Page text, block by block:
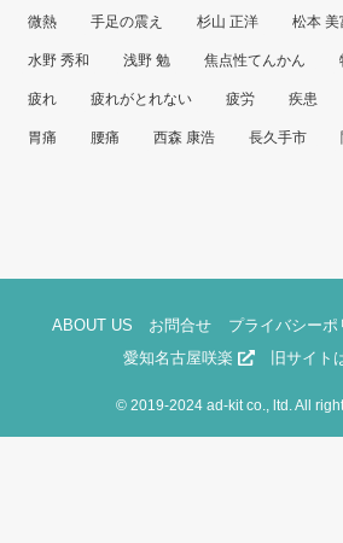
微熱 手足の震え 杉山 正洋 松本 美
水野 秀和 浅野 勉 焦点性てんかん
疲れ 疲れがとれない 疲労 疾患
胃痛 腰痛 西森 康浩 長久手市
ABOUT US お問合せ プライバシーポ
愛知名古屋咲楽
旧サイ
© 2019-2024 ad-kit co., ltd. All